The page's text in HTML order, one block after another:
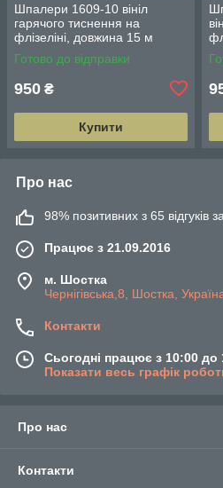
Шпалери 1609-10 вініл
гарячого тиснення на
флізеліні, довжина 15 м
ширина 1.06 м = 5 смуг по 3
м
Готово до відправки
950 ₴
Купити
м
3
Про нас
98% позитивних з 65 відгуків
Працює з 21.09.2016
м. Шостка
Чернігівська,8, Шостка,
Контакти
Сьогодні працює з 10:00 до
Показати весь графік
Про нас
Контакти